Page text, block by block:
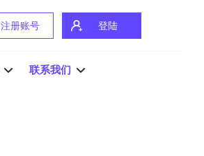
注册账号 登陆
联系我们